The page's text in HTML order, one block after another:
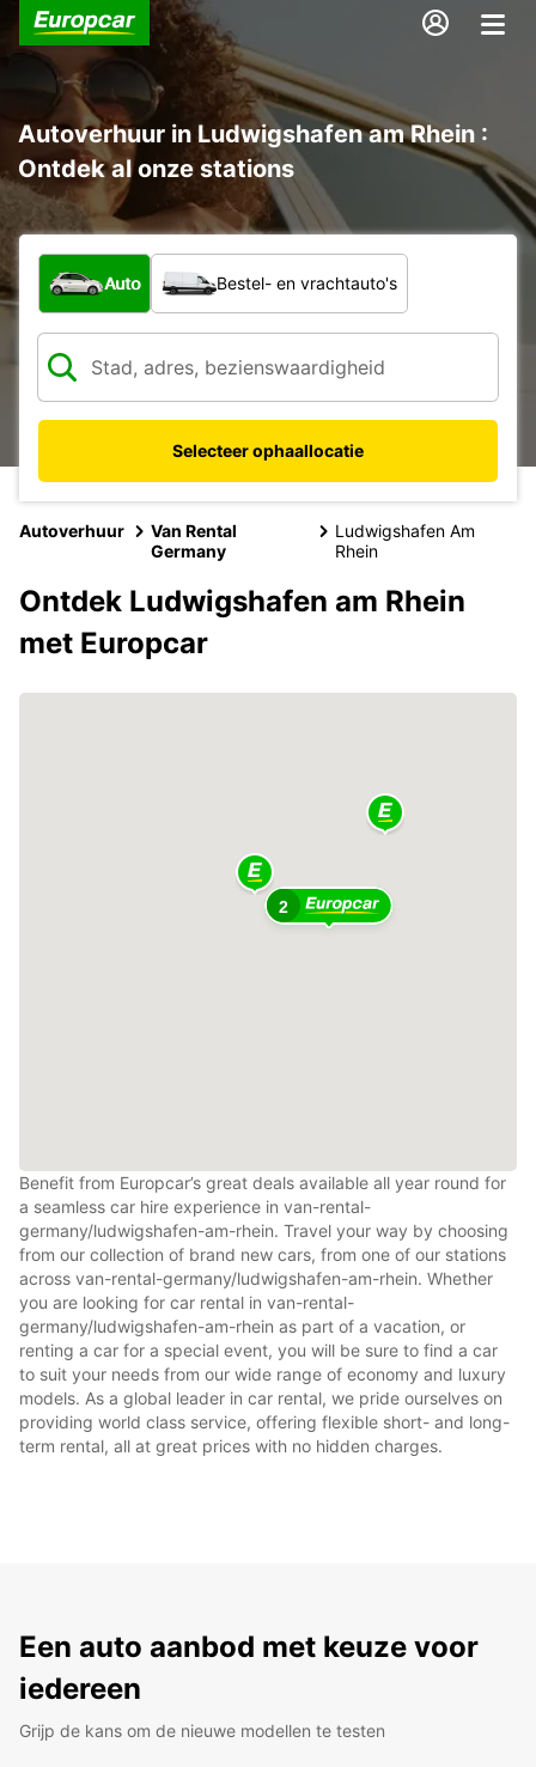
Autoverhuur in Ludwigshafen am Rhein :
Ontdek al onze stations
Welk type voertuig?
Auto Bestel- en vrachtauto's
Selecteer ophaallocatie
Autoverhuur
Van Rental
Germany
Ludwigshafen Am
Rhein
Ontdek Ludwigshafen am Rhein
met Europcar
2
Benefit from Europcar’s great deals available all year round for
a seamless car hire experience in van-rental-
germany/ludwigshafen-am-rhein. Travel your way by choosing
from our collection of brand new cars, from one of our stations
across van-rental-germany/ludwigshafen-am-rhein. Whether
you are looking for car rental in van-rental-
germany/ludwigshafen-am-rhein as part of a vacation, or
renting a car for a special event, you will be sure to find a car
to suit your needs from our wide range of economy and luxury
models. As a global leader in car rental, we pride ourselves on
providing world class service, offering flexible short- and long-
term rental, all at great prices with no hidden charges.
Een auto aanbod met keuze voor
iedereen
Grijp de kans om de nieuwe modellen te testen